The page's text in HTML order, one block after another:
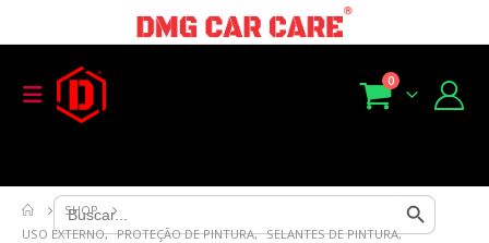
Search
for:
Search Button
0
SHOP
USO EXTERNO, PROTEÇÃO DE PINTURA, SELANTES DE PINTURA,